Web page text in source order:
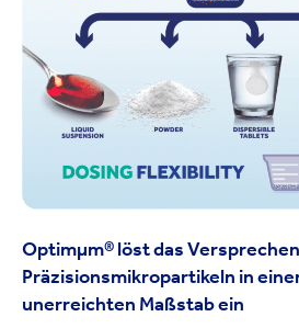
Optimμm® löst das
Präzisionsmikropartikeln in
unerreichten Maßstab ein